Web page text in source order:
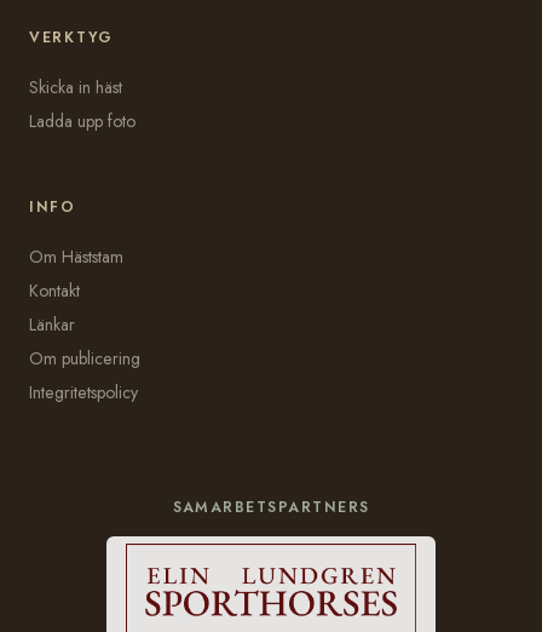
VERKTYG
Skicka in häst
Ladda upp foto
INFO
Om Häststam
Kontakt
Länkar
Om publicering
Integritetspolicy
SAMARBETSPARTNERS